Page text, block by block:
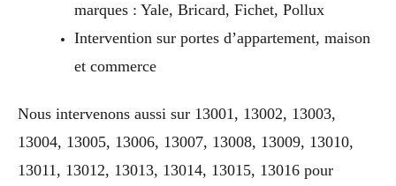
marques : Yale, Bricard, Fichet, Pollux
Intervention sur portes d’appartement, maison
et commerce
Nous intervenons aussi sur 13001, 13002, 13003,
13004, 13005, 13006, 13007, 13008, 13009, 13010,
13011, 13012, 13013, 13014, 13015, 13016 pour